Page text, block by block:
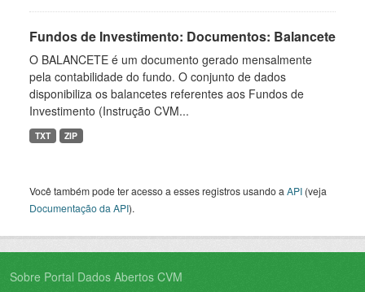
Fundos de Investimento: Documentos: Balancete
O BALANCETE é um documento gerado mensalmente
pela contabilidade do fundo. O conjunto de dados
disponibiliza os balancetes referentes aos Fundos de
Investimento (Instrução CVM...
TXT ZIP
Você também pode ter acesso a esses registros usando a API (veja
Documentação da API).
Sobre Portal Dados Abertos CVM